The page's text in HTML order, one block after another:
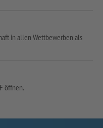
in allen Wettbewerben als
öffnen.